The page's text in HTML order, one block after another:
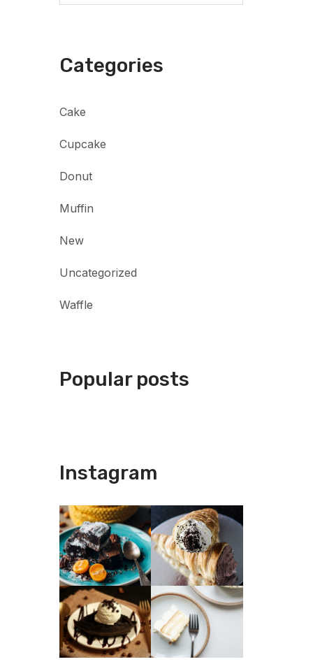
Categories
Cake
Cupcake
Donut
Muffin
New
Uncategorized
Waffle
Popular posts
Instagram